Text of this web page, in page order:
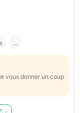
...
vous donner un coup